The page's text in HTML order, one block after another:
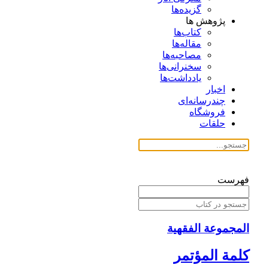
گزیده‌ها
پژوهش ها
کتاب‌ها
مقاله‌ها
مصاحبه‌ها
سخنرانی‌ها
یادداشت‌ها
اخبار
چندرسانه‌ای
فروشگاه
حلقات
فهرست
المجموعة الفقهیة
كلمة المؤتمر